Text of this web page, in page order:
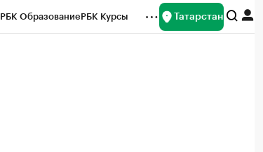
РБК ОбразованиеРБК Курсы Татарстан